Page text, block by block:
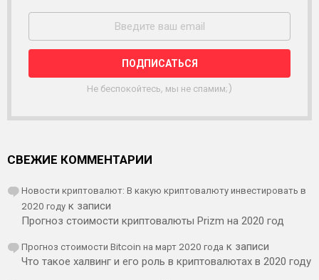
С
Ы
Л
К
Не беспокойтесь, мы не спамим;)
СВЕЖИЕ КОММЕНТАРИИ
Новости криптовалют: В какую криптовалюту инвестировать в
2020 году к записи
Прогноз стоимости криптовалюты Prizm на 2020 год
Прогноз стоимости Bitcoin на март 2020 года к записи
Что такое халвинг и его роль в криптовалютах в 2020 году